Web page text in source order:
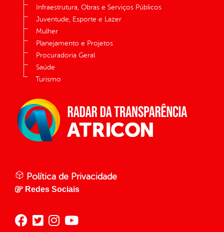
Infraestrutura, Obras e Serviços Públicos
Juventude, Esporte e Lazer
Mulher
Planejamento e Projetos
Procuradoria Geral
Saúde
Turismo
Política de Privacidade
Redes Sociais